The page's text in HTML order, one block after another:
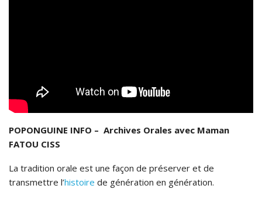
POPONGUINE INFO – Archives Orales avec Maman
FATOU CISS
La tradition orale est une façon de préserver et de
transmettre l’histoire de génération en génération.